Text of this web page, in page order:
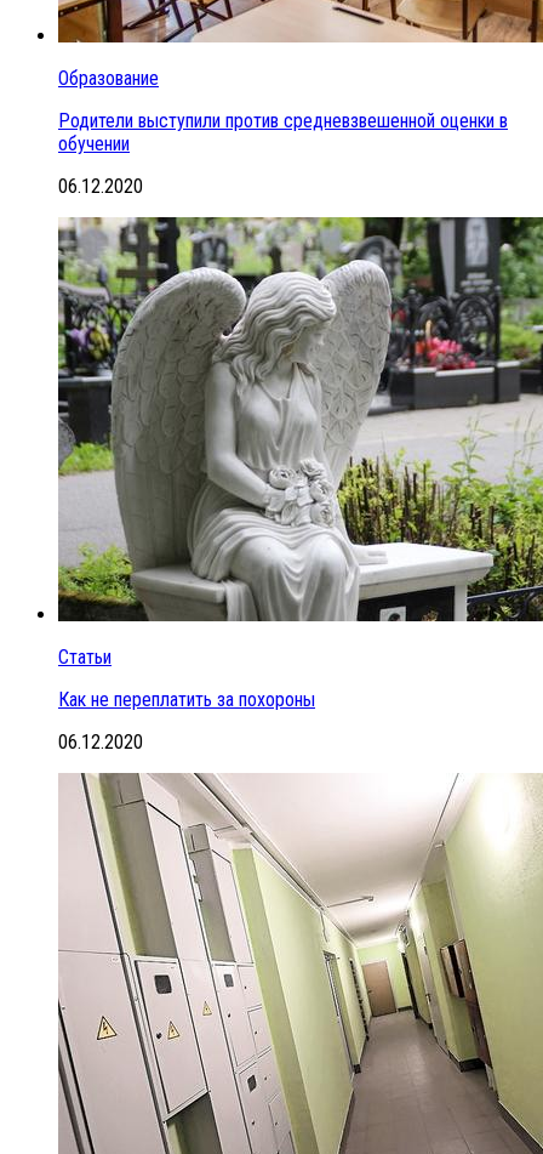
Образование
Родители выступили против средневзвешенной оценки в
обучении
06.12.2020
Статьи
Как не переплатить за похороны
06.12.2020